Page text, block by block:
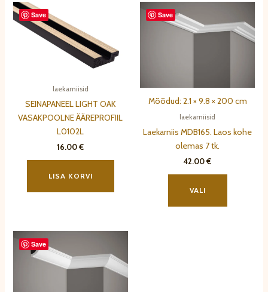
Save
laekarniisid
SEINAPANEEL LIGHT OAK
VASAKPOOLNE ÄÄREPROFIIL
L0102L
16.00€
LISA KORVI
Save
Mõõdud: 2.1 × 9.8 × 200 cm
laekarniisid
Laekarniis MDB165. Laos kohe
olemas 7 tk.
42.00€
VALI
Sellel
Save